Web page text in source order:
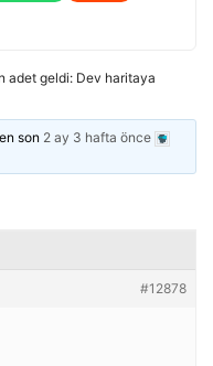
adet geldi: Dev haritaya
son 2 ay 3 hafta önce
#12878